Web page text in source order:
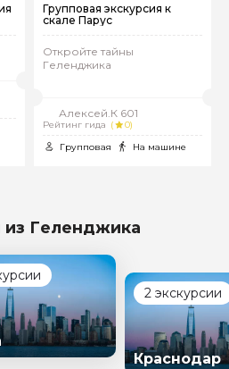
Групповая экскурсия к
скале Парус
Откройте тайны
Геленджика
Алексей.К 601
Рейтинг гида (
0)
Групповая
На машине
из Геленджика
2 экскурсии
Краснодар